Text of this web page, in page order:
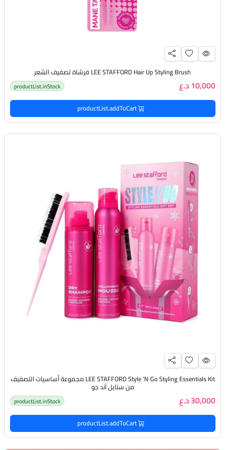
LEE STAFFORD Hair Up Styling Brush فرشاة تصفيف الشعر
10,000 د.ع productList.inStock
productList.addToCart
LEE STAFFORD Style 'N Go Styling Essentials Kit مجموعة أساسيات التصفيف
من ستايل آند جو
30,000 د.ع productList.inStock
productList.addToCart